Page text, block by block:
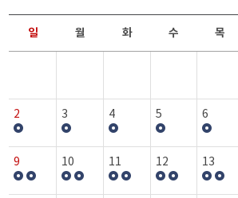
일 월 화 수 목
2 3 4 5 6
9 10 11 12 13